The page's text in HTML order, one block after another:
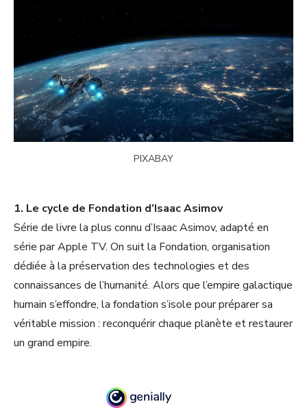
PIXABAY
1. Le cycle de Fondation d’Isaac Asimov
Série de livre la plus connu d’Isaac Asimov, adapté en
série par Apple TV. On suit la Fondation, organisation
dédiée à la préservation des technologies et des
connaissances de l’humanité. Alors que l’empire galactique
humain s’effondre, la fondation s’isole pour préparer sa
véritable mission : reconquérir chaque planète et restaurer
un grand empire.